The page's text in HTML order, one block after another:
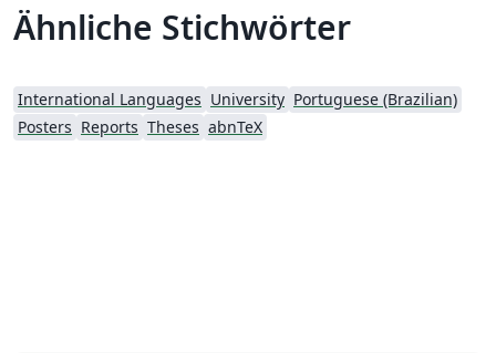
Ähnliche Stichwörter
International Languages University Portuguese (Brazilian)
Posters Reports Theses abnTeX